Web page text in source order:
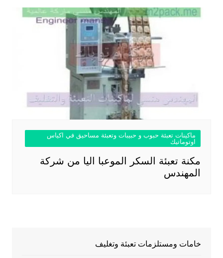
ماكينات تعبئة حبوب و حبيبات وتعبئة مساحيق في اكياس
اوتوماتيك
مكنة تعبئة السكر الموعبا اليا من شركة
المهندس
خامات ومستلزمات تعبئة وتغليف